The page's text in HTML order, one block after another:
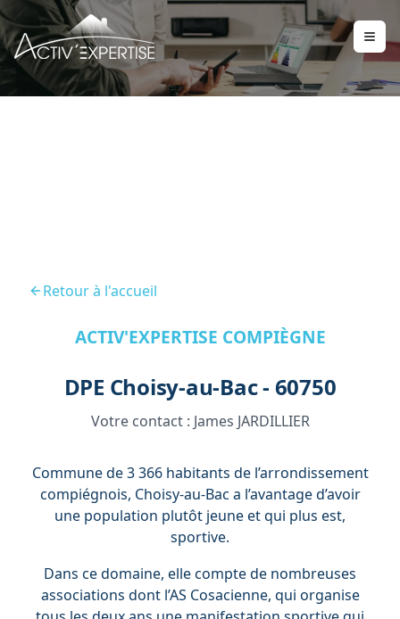
Retour à l'accueil
ACTIV'EXPERTISE COMPIÈGNE
DPE Choisy-au-Bac - 60750
Votre contact : James JARDILLIER
Commune de 3 366 habitants de l’arrondissement
compiégnois, Choisy-au-Bac a l’avantage d’avoir
une population plutôt jeune et qui plus est,
sportive.
Dans ce domaine, elle compte de nombreuses
associations dont l’AS Cosacienne, qui organise